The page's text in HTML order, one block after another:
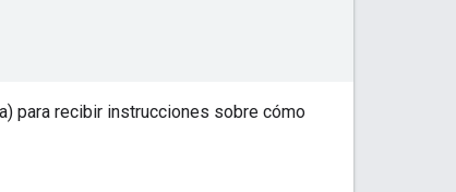
para recibir instrucciones sobre cómo